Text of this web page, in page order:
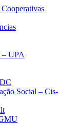
– UPA
Social – Cis-